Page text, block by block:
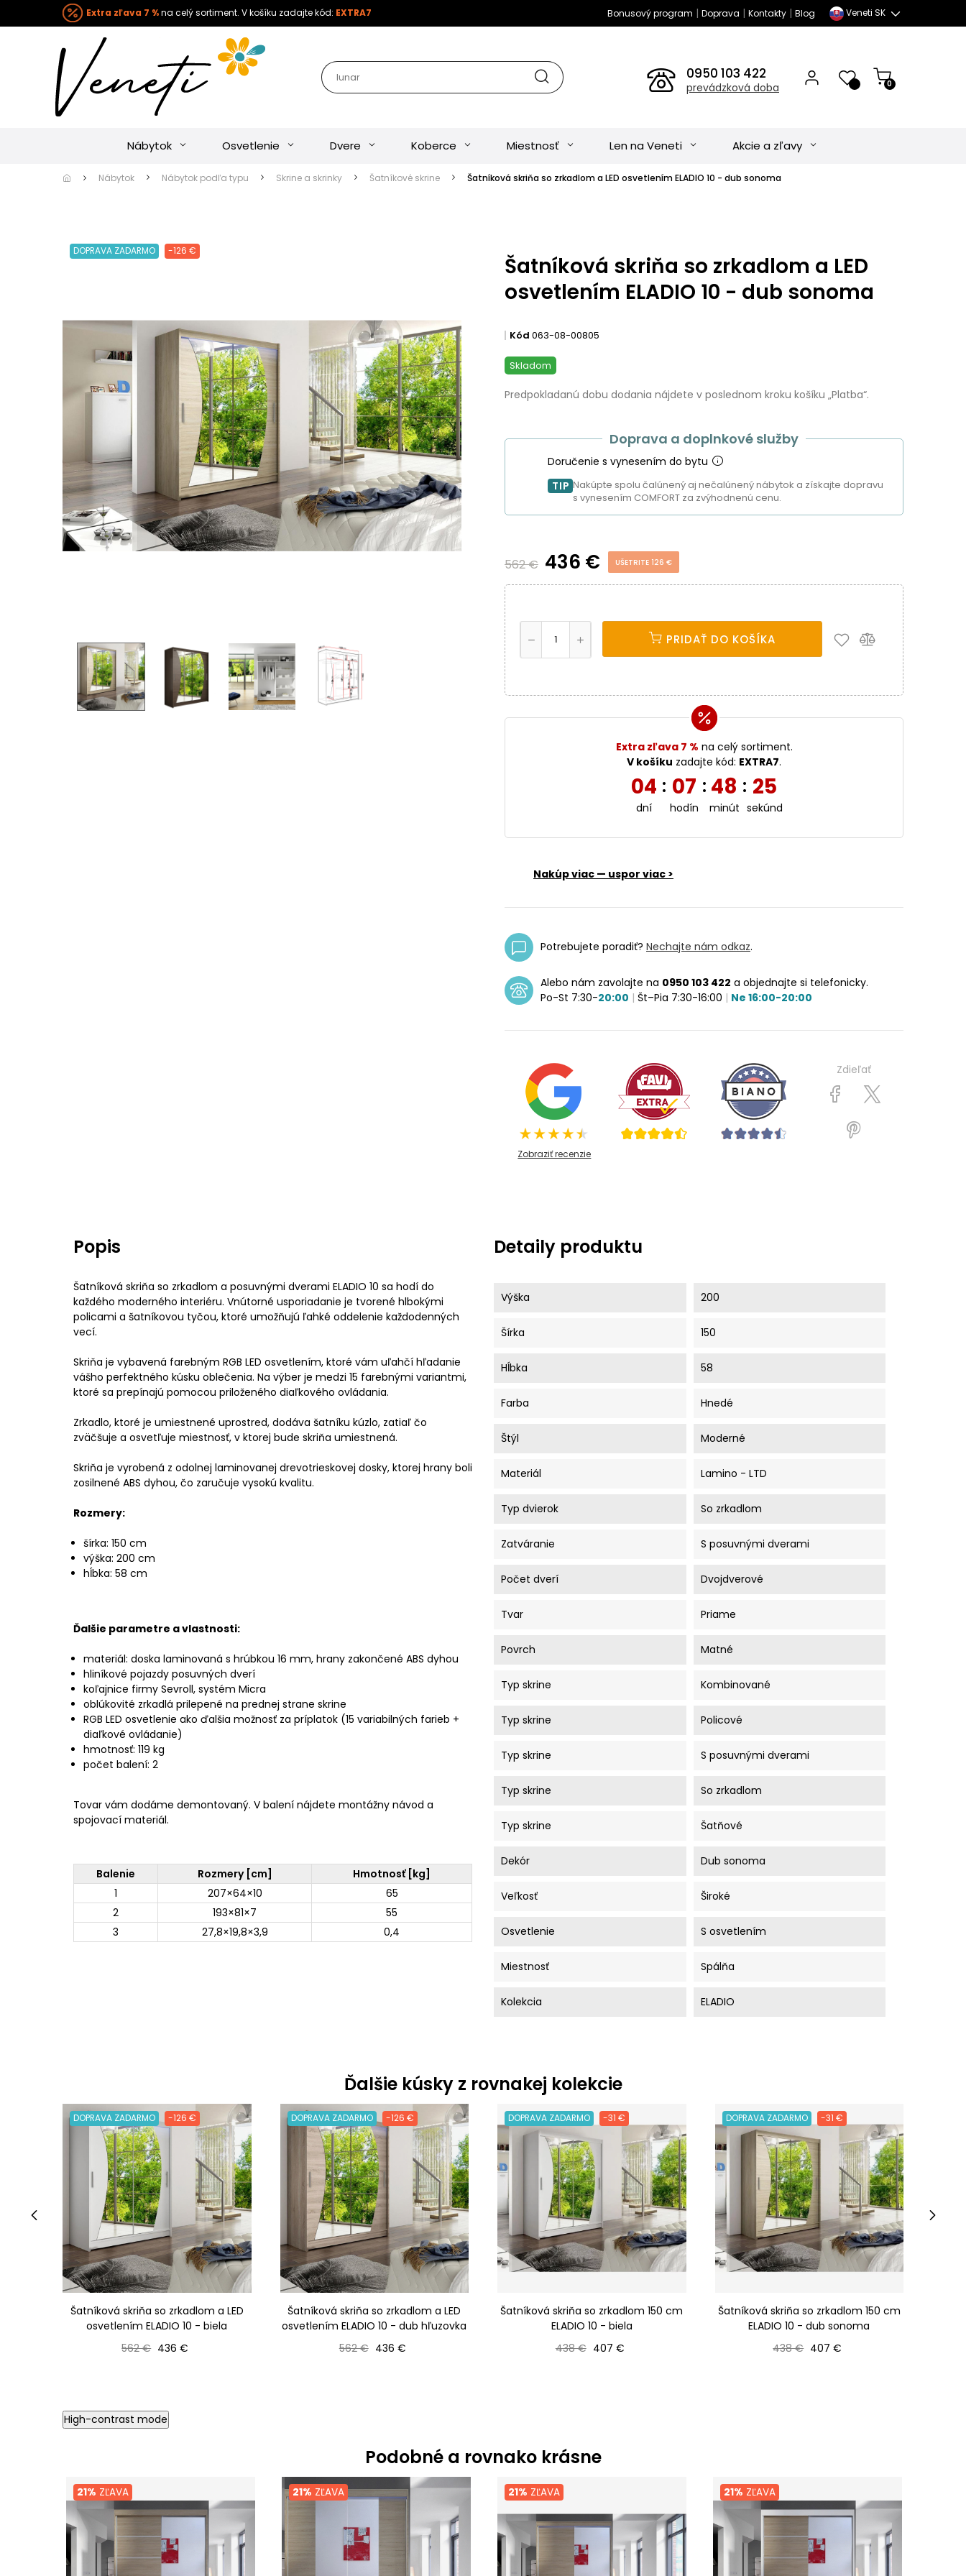
Extra zľava 7 %na celý sortiment. V košíku zadajte kód: EXTRA7 Bonusový program | Doprava | Kontakty| Blog Veneti SK
0950 103 422
prevádzková doba 0
Nábytok Osvetlenie Dvere Koberce Miestnosť Len na Veneti Akcie a zľavy
Nábytok Nábytok podľa typu Skrine a skrinky Šatníkové skrine Šatníková skriňa so zrkadlom a LED osvetlením ELADIO 10 - dub sonoma
DOPRAVA ZADARMO -126 €
Šatníková skriňa so zrkadlom a LED
osvetlením ELADIO 10 - dub sonoma
Kód 063-08-00805
Skladom
Predpokladanú dobu dodania nájdete v poslednom kroku košíku „Platba“.
Doprava a doplnkové služby
Doručenie s vynesením do bytu
TIP Nakúpte spolu čalúnený aj nečalúnený nábytok a získajte dopravu
s vynesením COMFORT za zvýhodnenú cenu.
562 € 436 € UŠETRITE 126 €
PRIDAŤ DO KOŠÍKA
Extra zľava 7 % na celý sortiment.
V košíku zadajte kód: EXTRA7.
04
dní
: 07
hodín
: 48
minút
: 24
sekúnd
Nakúp viac — uspor viac >
Potrebujete poradiť? Nechajte nám odkaz.
Alebo nám zavolajte na 0950 103 422 a objednajte si telefonicky.
Po-St 7:30-20:00 | Št–Pia 7:30-16:00 | Ne 16:00-20:00
Zobraziť recenzie
Zdieľať
Popis
Šatníková skriňa so zrkadlom a posuvnými dverami ELADIO 10 sa hodí do
každého moderného interiéru. Vnútorné usporiadanie je tvorené hlbokými
policami a šatníkovou tyčou, ktoré umožňujú ľahké oddelenie každodenných
vecí.
Skriňa je vybavená farebným RGB LED osvetlením, ktoré vám uľahčí hľadanie
vášho perfektného kúsku oblečenia. Na výber je medzi 15 farebnými variantmi,
ktoré sa prepínajú pomocou priloženého diaľkového ovládania.
Zrkadlo, ktoré je umiestnené uprostred, dodáva šatníku kúzlo, zatiaľ čo
zväčšuje a osvetľuje miestnosť, v ktorej bude skriňa umiestnená.
Skriňa je vyrobená z odolnej laminovanej drevotrieskovej dosky, ktorej hrany boli
zosilnené ABS dyhou, čo zaručuje vysokú kvalitu.
Rozmery:
šírka: 150 cm
výška: 200 cm
hĺbka: 58 cm
Ďalšie parametre a vlastnosti:
materiál: doska laminovaná s hrúbkou 16 mm, hrany zakončené ABS dyhou
hliníkové pojazdy posuvných dverí
koľajnice firmy Sevroll, systém Micra
oblúkovité zrkadlá prilepené na prednej strane skrine
RGB LED osvetlenie ako ďalšia možnosť za príplatok (15 variabilných farieb +
diaľkové ovládanie)
hmotnosť: 119 kg
počet balení: 2
Tovar vám dodáme demontovaný. V balení nájdete montážny návod a
spojovací materiál.
Balenie Rozmery [cm]
Hmotnosť [kg]
1
207×64×10
65
2
193×81×7
55
3
27,8×19,8×3,9 0,4
Detaily produktu
Výška 200
Šírka 150
Hĺbka 58
Farba Hnedé
Štýl Moderné
Materiál Lamino - LTD
Typ dvierok So zrkadlom
Zatváranie S posuvnými dverami
Počet dverí Dvojdverové
Tvar Priame
Povrch Matné
Typ skrine Kombinované
Typ skrine Policové
Typ skrine S posuvnými dverami
Typ skrine So zrkadlom
Typ skrine Šatňové
Dekór Dub sonoma
Veľkosť Široké
Osvetlenie S osvetlením
Miestnosť Spálňa
Kolekcia ELADIO
Ďalšie kúsky z rovnakej kolekcie
DOPRAVA ZADARMO -126 €
Šatníková skriňa so zrkadlom a LED
osvetlením ELADIO 10 - biela
Bežná cena
562 € Cena
436 €
DOPRAVA ZADARMO -126 €
Šatníková skriňa so zrkadlom a LED
osvetlením ELADIO 10 - dub hľuzovka
Bežná cena
562 € Cena
436 €
DOPRAVA ZADARMO -31 €
Šatníková skriňa so zrkadlom 150 cm
ELADIO 10 - biela
Bežná cena
438 € Cena
407 €
DOPRAVA ZADARMO -31 €
Šatníková skriňa so zrkadlom 150 cm
ELADIO 10 - dub sonoma
Bežná cena
438 € Cena
407 €
High-contrast mode
Podobné a rovnako krásne
21% ZĽAVA 21% ZĽAVA 21% ZĽAVA 21% ZĽAVA